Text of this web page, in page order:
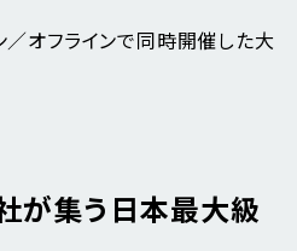
／オフラインで同時開催した大
が集う日本最大級